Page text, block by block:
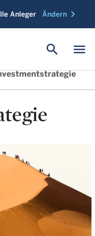
Anleger Ändern chevron_right
menu
search